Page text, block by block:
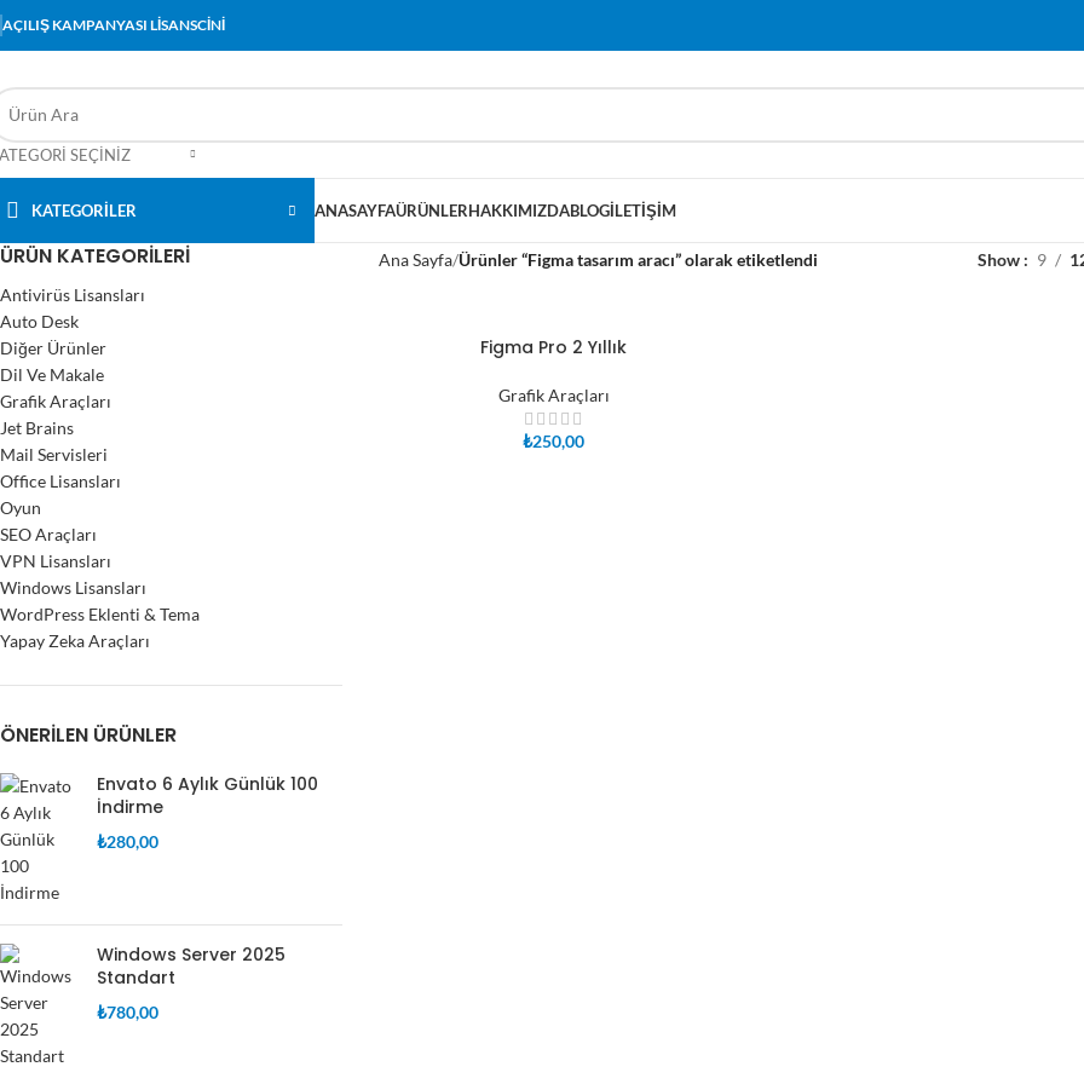
AÇILIŞ KAMPANYASI LİSANSCİNİ
SEÇINIZ
KATEGORİLER ANASAYFAÜRÜNLERHAKKIMIZDABLOGİLETIŞIM
ÜRÜN KATEGORILERI
Antivirüs Lisansları
Auto Desk
Diğer Ürünler
Dil Ve Makale
Grafik Araçları
Jet Brains
Mail Servisleri
Office Lisansları
Oyun
SEO Araçları
VPN Lisansları
Windows Lisansları
WordPress Eklenti & Tema
Yapay Zeka Araçları
ÖNERILEN ÜRÜNLER
Envato 6 Aylık Günlük 100
İndirme
₺280,00
Windows Server 2025
Standart
₺780,00
Ana Sayfa Ürünler “Figma tasarım aracı” olarak etiketlendi Show 9
Figma Pro 2 Yıllık
Grafik Araçları
₺250,00